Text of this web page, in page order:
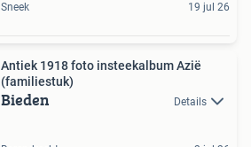
Sneek 19 jul 26
Antiek 1918 foto insteekalbum Azië
(familiestuk)
Bieden Details